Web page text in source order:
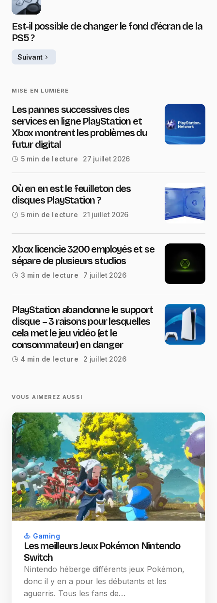
Est-il possible de changer le fond d’écran de la
PS5 ?
Suivant
MISE EN LUMIÈRE
Les pannes successives des
services en ligne PlayStation et
Xbox montrent les problèmes du
futur digital
5 min de lecture 27 juillet 2026
Où en en est le feuilleton des
disques PlayStation ?
5 min de lecture 21 juillet 2026
Xbox licencie 3200 employés et se
sépare de plusieurs studios
3 min de lecture 7 juillet 2026
PlayStation abandonne le support
disque – 3 raisons pour lesquelles
cela met le jeu vidéo (et le
consommateur) en danger
4 min de lecture 2 juillet 2026
VOUS AIMEREZ AUSSI
Gaming
Les meilleurs Jeux Pokémon Nintendo
Switch
Nintendo héberge différents jeux Pokémon,
donc il y en a pour les débutants et les
aguerris. Tous les fans de…